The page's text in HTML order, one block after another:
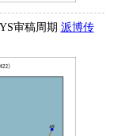
审稿周期 派博传